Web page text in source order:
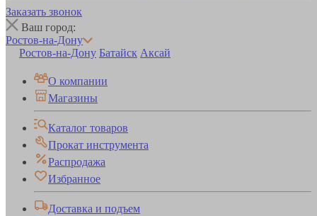
Заказать звонок
Ваш город:
Ростов-на-Дону
Ростов-на-Дону Батайск Аксай
О компании
Магазины
Каталог товаров
Прокат инструмента
Распродажа
Избранное
Доставка и подъем